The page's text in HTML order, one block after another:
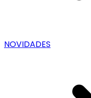
NOVIDADES